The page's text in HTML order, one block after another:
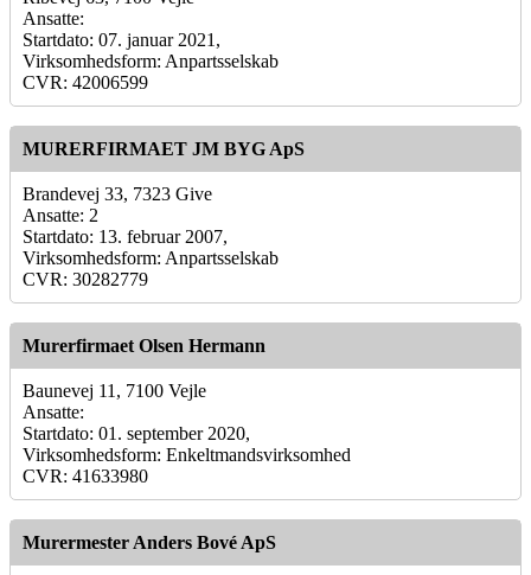
Ansatte:
Startdato: 07. januar 2021,
Virksomhedsform: Anpartsselskab
CVR: 42006599
MURERFIRMAET JM BYG ApS
Brandevej 33, 7323 Give
Ansatte: 2
Startdato: 13. februar 2007,
Virksomhedsform: Anpartsselskab
CVR: 30282779
Murerfirmaet Olsen Hermann
Baunevej 11, 7100 Vejle
Ansatte:
Startdato: 01. september 2020,
Virksomhedsform: Enkeltmandsvirksomhed
CVR: 41633980
Murermester Anders Bové ApS